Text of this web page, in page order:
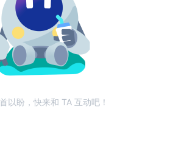
以盼，快来和 TA 互动吧！